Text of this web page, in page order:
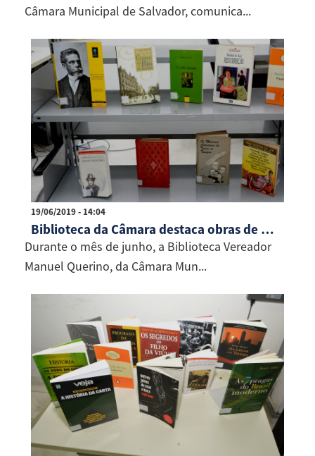
Câmara Municipal de Salvador, comunica...
19/06/2019 - 14:04
Biblioteca da Câmara destaca obras de Machado de Assis
Durante o mês de junho, a Biblioteca Vereador
Manuel Querino, da Câmara Mun...